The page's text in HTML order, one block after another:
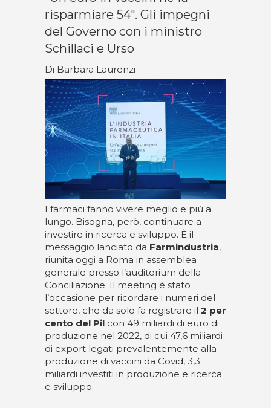
risparmiare 54". Gli impegni
del Governo con i ministro
Schillaci e Urso
Di Barbara Laurenzi
I farmaci fanno vivere meglio e più a
lungo. Bisogna, però, continuare a
investire in ricerca e sviluppo. È il
messaggio lanciato da Farmindustria,
riunita oggi a Roma in assemblea
generale presso l’auditorium della
Conciliazione. Il meeting è stato
l’occasione per ricordare i numeri del
settore, che da solo fa registrare il 2 per
cento del Pil con 49 miliardi di euro di
produzione nel 2022, di cui 47,6 miliardi
di export legati prevalentemente alla
produzione di vaccini da Covid, 3,3
miliardi investiti in produzione e ricerca
e sviluppo.